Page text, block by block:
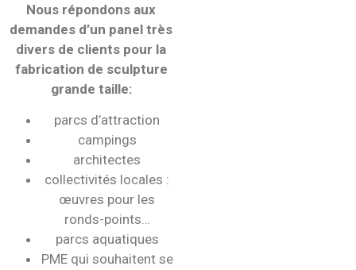
Nous répondons aux
demandes d’un panel très
divers de clients pour la
fabrication de sculpture
grande taille:
parcs d’attraction
campings
architectes
collectivités locales :
œuvres pour les
ronds-points…
parcs aquatiques
PME qui souhaitent se